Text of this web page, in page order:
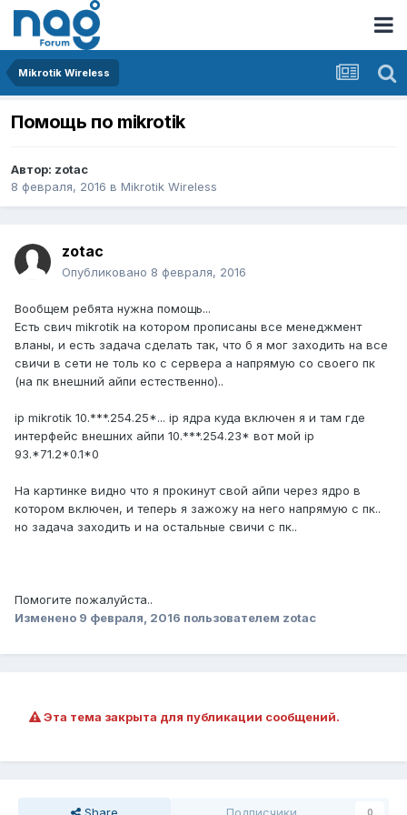
Mikrotik Wireless
Помощь по mikrotik
Автор: zotac
8 февраля, 2016 в Mikrotik Wireless
zotac
Опубликовано 8 февраля, 2016
Вообщем ребята нужна помощь...
Есть свич mikrotik на котором прописаны все менеджмент
вланы, и есть задача сделать так, что б я мог заходить на все
свичи в сети не толь ко с сервера а напрямую со своего пк
(на пк внешний айпи естественно)..
ip mikrotik 10.***.254.25*... ip ядра куда включен я и там где
интерфейс внешних айпи 10.***.254.23* вот мой ip
93.*71.2*0.1*0
На картинке видно что я прокинут свой айпи через ядро в
котором включен, и теперь я зажожу на него напрямую с пк..
но задача заходить и на остальные свичи с пк..
Помогите пожалуйста..
Изменено 9 февраля, 2016 пользователем zotac
Эта тема закрыта для публикации сообщений.
0